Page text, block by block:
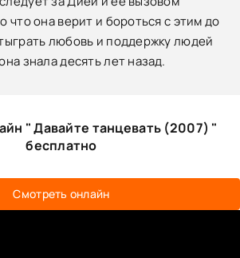
что она верит и бороться с этим до
любовь и поддержку людей
знала десять лет назад.
" Давайте танцевать (2007) "
бесплатно
Смотреть онлайн